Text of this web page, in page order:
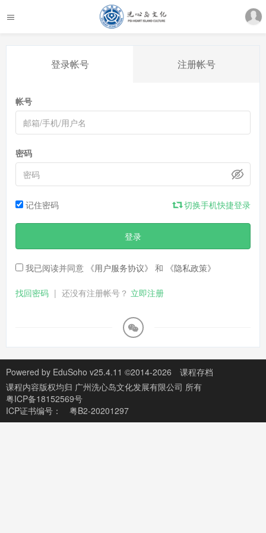
登录帐号 注册帐号
帐号
密码
记住密码 切换手机快捷登录
登录
我已阅读并同意 《用户服务协议》 和 《隐私政策》
找回密码 | 还没有注册帐号？ 立即注册
Powered by EduSoho v25.4.11 ©2014-2026
课程存档
课程内容版权均归 广州洗心岛文化发展有限公司 所有
粤ICP备18152569号
ICP证书编号：
粤B2-20201297